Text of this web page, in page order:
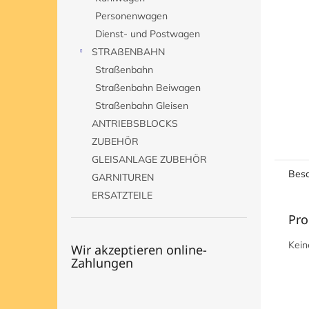
Personenwagen
Dienst- und Postwagen
STRAßENBAHN
Straßenbahn
Straßenbahn Beiwagen
Straßenbahn Gleisen
ANTRIEBSBLOCKS
ZUBEHÖR
GLEISANLAGE ZUBEHÖR
GARNITUREN
ERSATZTEILE
Wir akzeptieren online-
Zahlungen